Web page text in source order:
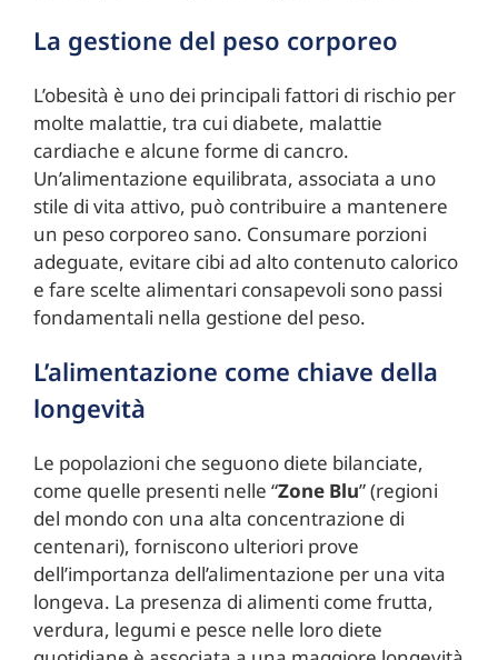
La gestione del peso corporeo
L’obesità è uno dei principali fattori di rischio per
molte malattie, tra cui diabete, malattie
cardiache e alcune forme di cancro.
Un’alimentazione equilibrata, associata a uno
stile di vita attivo, può contribuire a mantenere
un peso corporeo sano. Consumare porzioni
adeguate, evitare cibi ad alto contenuto calorico
e fare scelte alimentari consapevoli sono passi
fondamentali nella gestione del peso.
L’alimentazione come chiave della
longevità
Le popolazioni che seguono diete bilanciate,
come quelle presenti nelle “Zone Blu” (regioni
del mondo con una alta concentrazione di
centenari), forniscono ulteriori prove
dell’importanza dell’alimentazione per una vita
longeva. La presenza di alimenti come frutta,
verdura, legumi e pesce nelle loro diete